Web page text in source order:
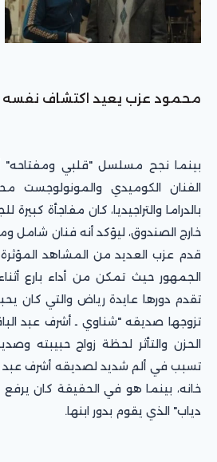
محمود عزب يعيد اكتشاف
بينما نجح مسلسل "قلبي ومفتاحه"
الفنان الكوميدي والمونولوجست
بالدراما والتراجيديا، كان مفاجأة
خارج الصندوق، ليؤكد أنه فنان شامل
قدم عزب العديد من المشاهد
الجمهور حيث تمكن من أداء بارع
تقدم دورها عايدة رياض والتي كان
تزوجها صديقه "شناوي ـ أشرف عبد
الحزن والتأثر لحظة زواج حبيبته
تسبب في ألم شديد لصديقه أشرف عبد
خانه، بينما هو في الحقيقة كان
دياب" الذي يقوم بدور ابنها.